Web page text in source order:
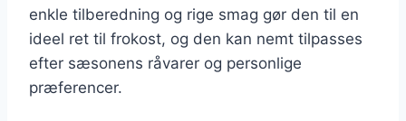
enkle tilberedning og rige smag gør den til en
ideel ret til frokost, og den kan nemt tilpasses
efter sæsonens råvarer og personlige
præferencer.